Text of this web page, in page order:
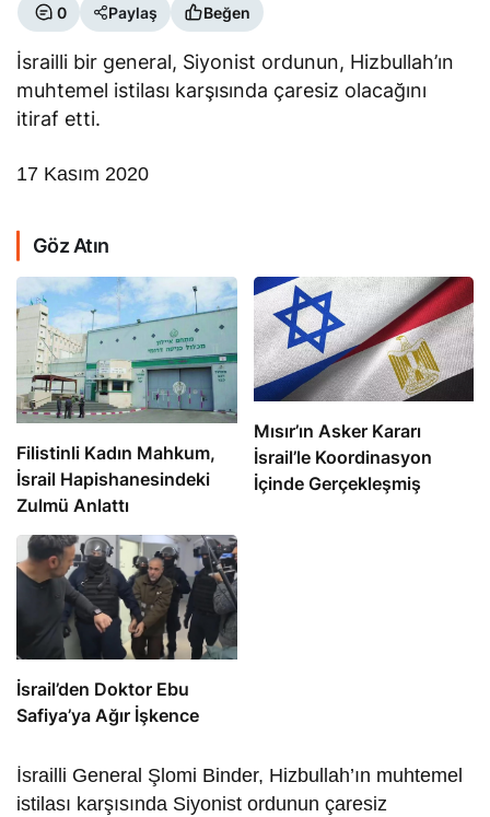
0 Paylaş Beğen
İsrailli bir general, Siyonist ordunun, Hizbullah’ın
muhtemel istilası karşısında çaresiz olacağını
itiraf etti.
17 Kasım 2020
Göz Atın
Filistinli Kadın Mahkum,
İsrail Hapishanesindeki
Zulmü Anlattı
Mısır’ın Asker Kararı
İsrail’le Koordinasyon
İçinde Gerçekleşmiş
İsrail’den Doktor Ebu
Safiya’ya Ağır İşkence
İsrailli General Şlomi Binder, Hizbullah’ın muhtemel
istilası karşısında Siyonist ordunun çaresiz